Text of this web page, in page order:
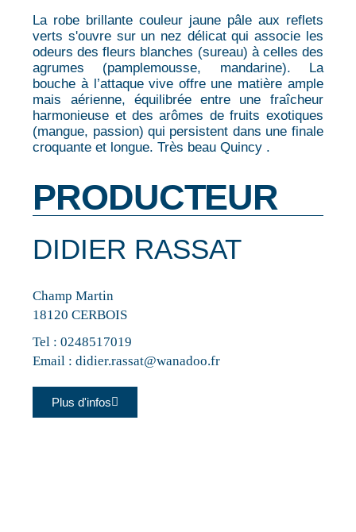
La robe brillante couleur jaune pâle aux reflets
verts s'ouvre sur un nez délicat qui associe les
odeurs des fleurs blanches (sureau) à celles des
agrumes (pamplemousse, mandarine). La
bouche à l’attaque vive offre une matière ample
mais aérienne, équilibrée entre une fraîcheur
harmonieuse et des arômes de fruits exotiques
(mangue, passion) qui persistent dans une finale
croquante et longue. Très beau Quincy .
PRODUCTEUR
DIDIER RASSAT
Champ Martin
18120 CERBOIS
Tel :0248517019
Email :didier.rassat@wanadoo.fr
Plus d'infos